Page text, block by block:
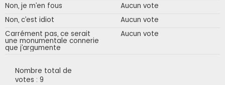
Non, je m’en fous
Aucun vote
Non, c’est idiot
Aucun vote
Carrément pas, ce serait
une monumentale connerie
que j’argumente
Aucun vote
Nombre total de
votes : 9